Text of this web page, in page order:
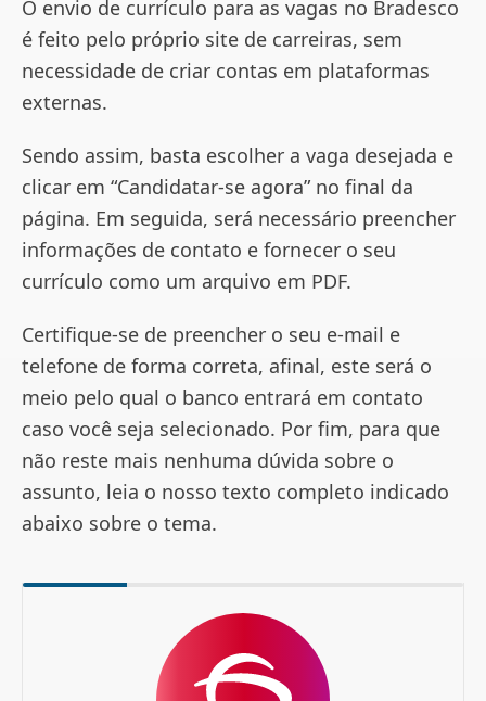
O envio de currículo para as vagas no Bradesco
é feito pelo próprio site de carreiras, sem
necessidade de criar contas em plataformas
externas.
Sendo assim, basta escolher a vaga desejada e
clicar em “Candidatar-se agora” no final da
página. Em seguida, será necessário preencher
informações de contato e fornecer o seu
currículo como um arquivo em PDF.
Certifique-se de preencher o seu e-mail e
telefone de forma correta, afinal, este será o
meio pelo qual o banco entrará em contato
caso você seja selecionado. Por fim, para que
não reste mais nenhuma dúvida sobre o
assunto, leia o nosso texto completo indicado
abaixo sobre o tema.